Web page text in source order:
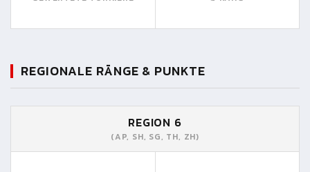
REGIONALE RÄNGE & PUNKTE
REGION 6
(AP, SH, SG, TH, ZH)